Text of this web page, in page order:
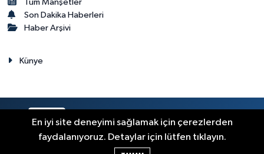
Tüm Manşetler
Son Dakika Haberleri
Haber Arşivi
Künye
RSS Copyright © 2023. Her hakkı saklıdır.
En iyi site deneyimi sağlamak için çerezlerden
faydalanıyoruz. Detaylar için lütfen tıklayın.